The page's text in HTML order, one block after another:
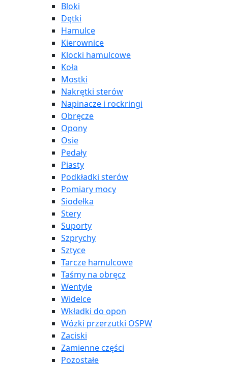
Bloki
Dętki
Hamulce
Kierownice
Klocki hamulcowe
Koła
Mostki
Nakrętki sterów
Napinacze i rockringi
Obręcze
Opony
Osie
Pedały
Piasty
Podkładki sterów
Pomiary mocy
Siodełka
Stery
Suporty
Szprychy
Sztyce
Tarcze hamulcowe
Taśmy na obręcz
Wentyle
Widelce
Wkładki do opon
Wózki przerzutki OSPW
Zaciski
Zamienne części
Pozostałe